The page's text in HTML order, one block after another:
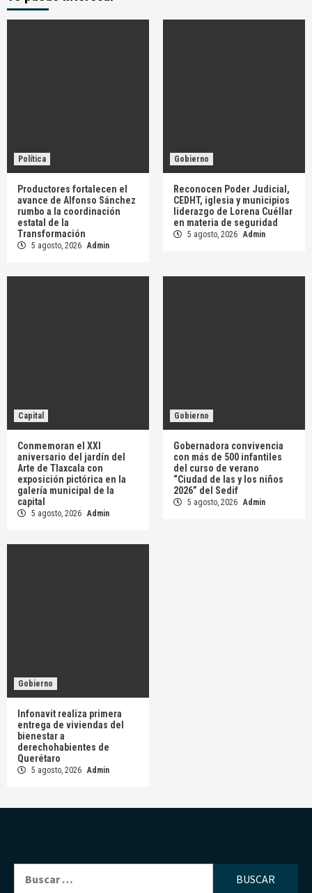
Política
Productores fortalecen el
avance de Alfonso Sánchez
rumbo a la coordinación
estatal de la
Transformación
5 agosto, 2026 Admin
Gobierno
Reconocen Poder Judicial,
CEDHT, iglesia y municipios
liderazgo de Lorena Cuéllar
en materia de seguridad
5 agosto, 2026 Admin
Capital
Conmemoran el XXI
aniversario del jardín del
Arte de Tlaxcala con
exposición pictórica en la
galería municipal de la
capital
5 agosto, 2026 Admin
Gobierno
Gobernadora convivencia
con más de 500 infantiles
del curso de verano
“Ciudad de las y los niños
2026” del Sedif
5 agosto, 2026 Admin
Gobierno
Infonavit realiza primera
entrega de viviendas del
bienestar a
derechohabientes de
Querétaro
5 agosto, 2026 Admin